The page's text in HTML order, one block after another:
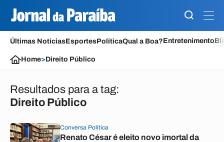
Últimas NotíciasEsportesPolíticaQual a Boa?Entretenimento
Home>Direito Público
Resultados para a tag:
Direito Público
Conversa Política
Renato César é eleito novo imortal da